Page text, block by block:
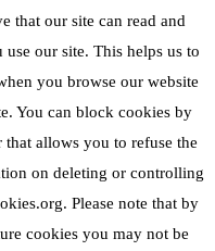
that our site can read and
our site. This helps us to
you browse our website
You can block cookies by
allows you to refuse the
on deleting or controlling
Please note that by
cookies you may not be